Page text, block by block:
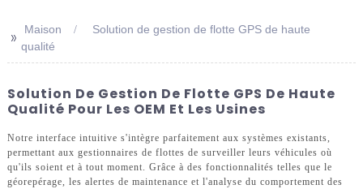
>> Maison
Solution de gestion de flotte GPS de haute
qualité
Solution De Gestion De Flotte GPS De Haute
Qualité Pour Les OEM Et Les Usines
Notre interface intuitive s'intègre parfaitement aux systèmes existants,
permettant aux gestionnaires de flottes de surveiller leurs véhicules où
qu'ils soient et à tout moment. Grâce à des fonctionnalités telles que le
géorepérage, les alertes de maintenance et l'analyse du comportement des